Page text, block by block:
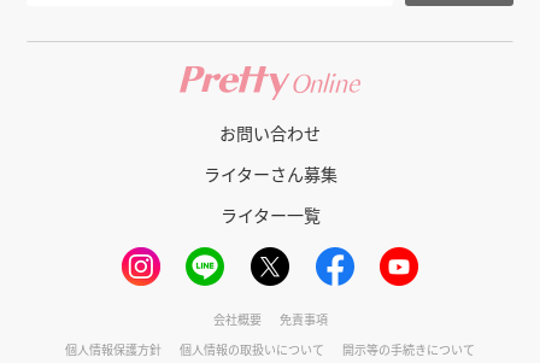
お問い合わせ
ライターさん募集
ライター一覧
会社概要
免責事項
個人情報保護方針
個人情報の取扱いについて 開示等の手続きについて